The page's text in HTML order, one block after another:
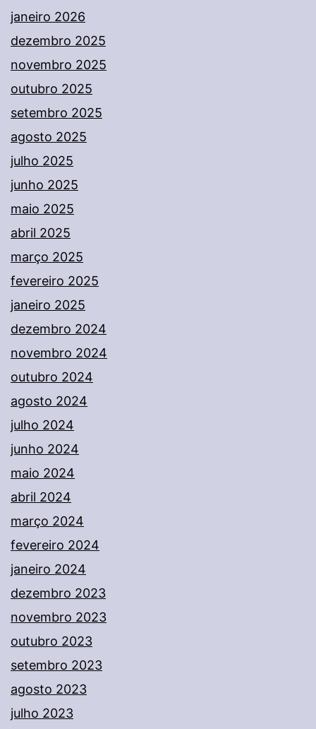
janeiro 2026
dezembro 2025
novembro 2025
outubro 2025
setembro 2025
agosto 2025
julho 2025
junho 2025
maio 2025
abril 2025
março 2025
fevereiro 2025
janeiro 2025
dezembro 2024
novembro 2024
outubro 2024
agosto 2024
julho 2024
junho 2024
maio 2024
abril 2024
março 2024
fevereiro 2024
janeiro 2024
dezembro 2023
novembro 2023
outubro 2023
setembro 2023
agosto 2023
julho 2023